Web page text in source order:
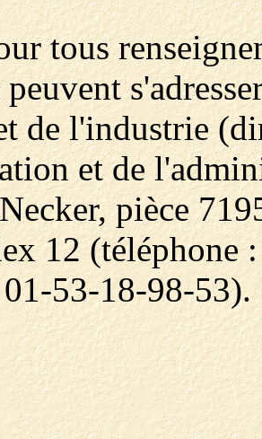
tous
de l'industrie
et de
pièce
12
53-18-98-53).